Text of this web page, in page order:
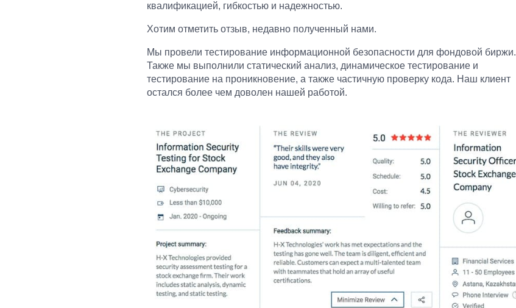
квалификацией, гибкостью и надежностью.
Хотим отметить отзыв, недавно полученный нами.
Мы провели тестирование информационной безопасности для фондовой биржи.
Также мы выполнили статический анализ, динамическое тестирование и
тестирование на проникновение, а также частичную проверку кода. Наш клиент
остался более чем доволен нашей работой.